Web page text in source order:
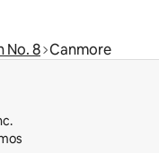
No. 8 Canmore